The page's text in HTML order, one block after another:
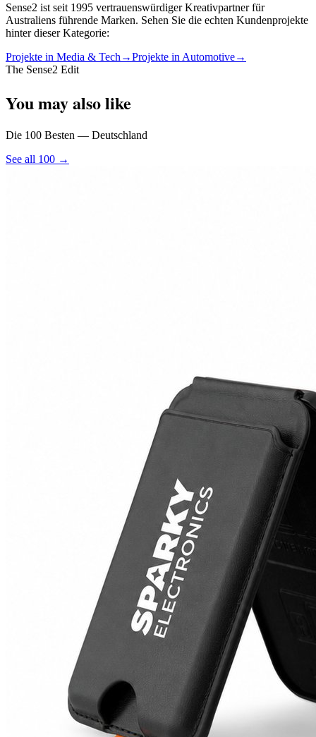
Sense2 ist seit 1995 vertrauenswürdiger Kreativpartner für
Australiens führende Marken. Sehen Sie die echten Kundenprojekte
hinter dieser Kategorie:
Projekte in Media & Tech →Projekte in Automotive→
The Sense2 Edit
You may also like
Die 100 Besten — Deutschland
See all 100 →